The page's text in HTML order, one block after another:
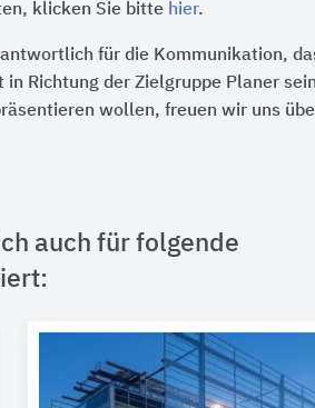
klicken Sie bitte hier.
für die Kommunikation,
Richtung der Zielgruppe Planer
wollen, freuen wir uns
auch für folgende